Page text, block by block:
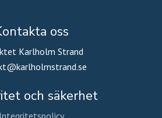
oss
Karlholm Strand
och säkerhet